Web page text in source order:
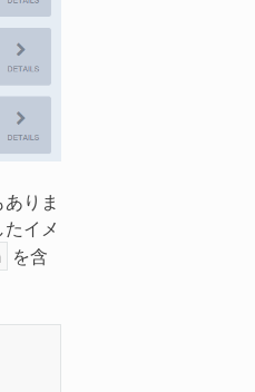
りま
イメ
を含
OFFICIAL